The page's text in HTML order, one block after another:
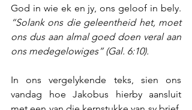
“Solank ons die geleentheid het, moet
ons dus aan almal goed doen veral aan
ons medegelowiges” (Gal. 6:10).
In ons vergelykende teks, sien ons
vandag hoe Jakobus hierby aansluit